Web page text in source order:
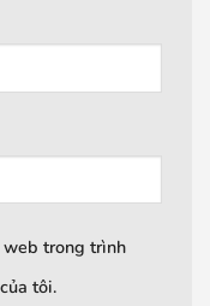
web trong trình
tôi.